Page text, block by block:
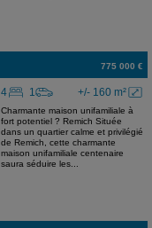
775 000 €
+/- 160 m²
4 1
Charmante maison unifamiliale à
fort potentiel ? Remich Située
dans un quartier calme et privilégié
de Remich, cette charmante
maison unifamiliale centenaire
saura séduire les...